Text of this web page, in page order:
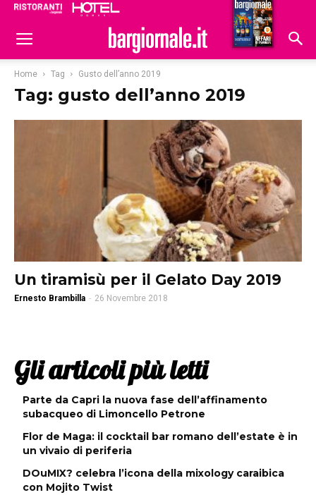
Hoteldomani
Home Tag Gusto dell’anno 2019
Tag: gusto dell’anno 2019
Un tiramisù per il Gelato Day 2019
Ernesto Brambilla - 26 Novembre 2018
Gli articoli più letti
Parte da Capri la nuova fase dell’affinamento
subacqueo di Limoncello Petrone
Flor de Maga: il cocktail bar romano dell’estate è in
un vivaio di periferia
DOuMIX? celebra l’icona della mixology caraibica
con Mojito Twist